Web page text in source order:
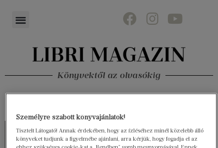
Könyvektől az olvasókig
Személyre szabott könyvajánlatok!
Tisztelt Látogató! Annak érdekében, hogy az ízléséhez minél közelebb álló
könyveket tudjunk a figyelmébe ajánlani, arra kérjük, hogy fogadja el az